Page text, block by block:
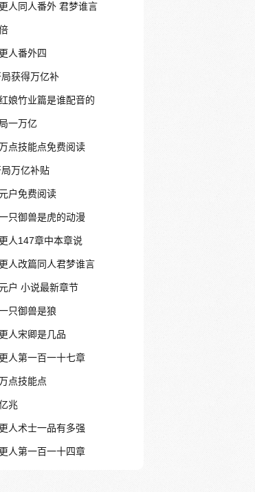
人同人番外 君梦谁言
人番外四
获得万亿补
娘竹业篇是谁配音的
一万亿
点技能点免费阅读
万亿补贴
户免费阅读
只御兽是虎的动漫
人147章中本章说
人改篇同人君梦谁言
户 小说最新章节
只御兽是狼
人宋卿是几品
人第一百一十七章
点技能点
兆
人术士一品有多强
人第一百一十四章